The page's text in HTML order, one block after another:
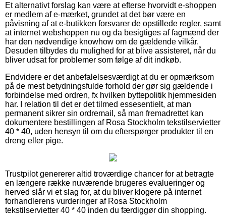
Et alternativt forslag kan være at efterse hvorvidt e-shoppen
er medlem af e-mærket, grundet at det bør være en
påvisning af at e-butikken forsvarer de opstillede regler, samt
at internet webshoppen nu og da besigtiges af fagmænd der
har den nødvendige knowhow om de gældende vilkår.
Desuden tilbydes du mulighed for at blive assisteret, når du
bliver udsat for problemer som følge af dit indkøb.
Endvidere er det anbefalelsesværdigt at du er opmærksom
på de mest betydningsfulde forhold der gør sig gældende i
forbindelse med ordren, fx hvilken byttepolitik hjemmesiden
har. I relation til det er det tilmed essesentielt, at man
permanent sikrer sin ordremail, så man fremadrettet kan
dokumentere bestillingen af Rosa Stockholm tekstilservietter
40 * 40, uden hensyn til om du efterspørger produkter til en
dreng eller pige.
Trustpilot genererer altid troværdige chancer for at betragte
en længere række nuværende brugeres evalueringer og
herved slår vi et slag for, at du bliver klogere på internet
forhandlerens vurderinger af Rosa Stockholm
tekstilservietter 40 * 40 inden du færdiggør din shopping.